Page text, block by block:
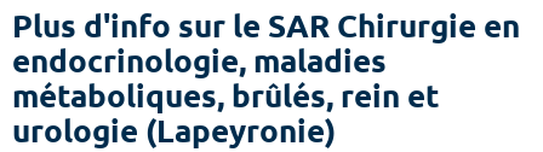
Plus d'info sur le SAR Chirurgie en
endocrinologie, maladies
métaboliques, brûlés, rein et
urologie (Lapeyronie)